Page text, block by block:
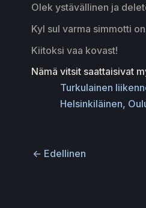
Olek ystävällinen ja
Kyl sul varma simmotti
Kiitoksi vaa kovast!
Nämä vitsit saattaisivat
Turkulainen
Helsinkiläinen,
← Edellinen